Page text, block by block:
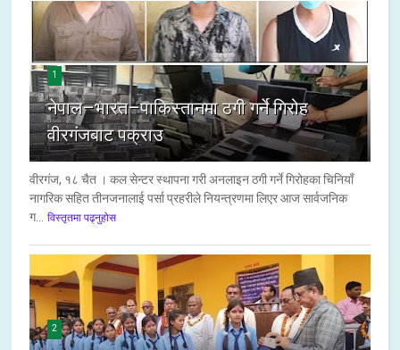
1
नेपाल–भारत–पाकिस्तानमा ठगी गर्ने गिरोह
वीरगंजबाट पक्राउ
वीरगंज, १८ चैत । कल सेन्टर स्थापना गरी अनलाइन ठगी गर्ने गिरोहका चिनियाँ
नागरिक सहित तीनजनालाई पर्सा प्रहरीले नियन्त्रणमा लिएर आज सार्वजनिक
ग...
विस्तृतमा पढ्नुहोस
2